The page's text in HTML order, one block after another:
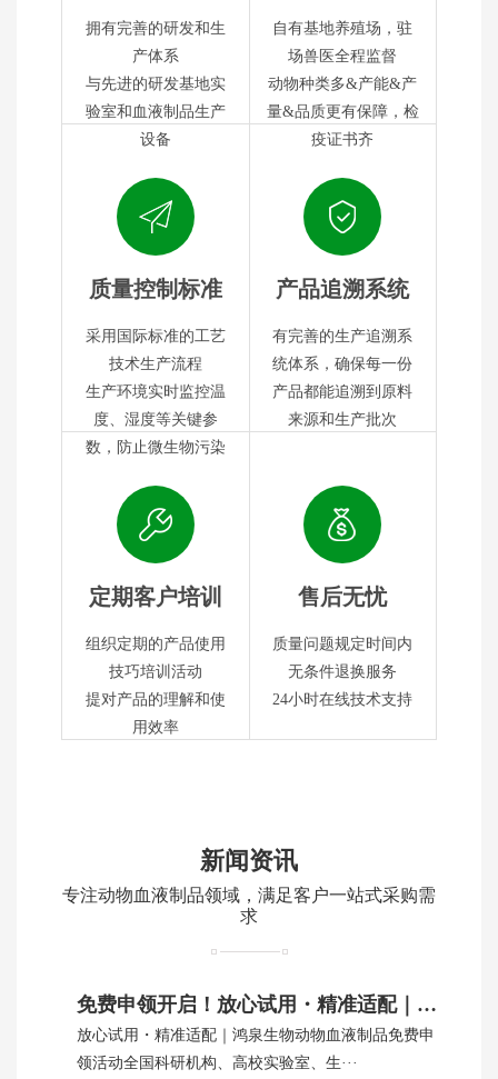
拥有完善的研发和生
产体系
与先进的研发基地实
验室和血液制品生产
设备
自有基地养殖场，驻
场兽医全程监督
动物种类多&产能&产
量&品质更有保障，检
疫证书齐
质量控制标准
采用国际标准的工艺
技术生产流程
生产环境实时监控温
度、湿度等关键参
数，防止微生物污染
产品追溯系统
有完善的生产追溯系
统体系，确保每一份
产品都能追溯到原料
来源和生产批次
定期客户培训
组织定期的产品使用
技巧培训活动
提对产品的理解和使
用效率
售后无忧
质量问题规定时间内
无条件退换服务
24小时在线技术支持
新闻资讯
专注动物血液制品领域，满足客户一站式采购需
求
免费申领开启！放心试用・精准适配｜鸿泉生物动物血制品
放心试用・精准适配｜鸿泉生物动物血液制品免费申
领活动全国科研机构、高校实验室、生···